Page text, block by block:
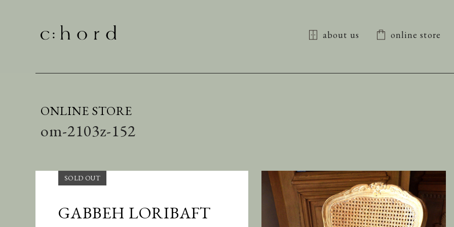
about us online store
ONLINE STORE
om-2103z-152
GABBEH LORIBAFT